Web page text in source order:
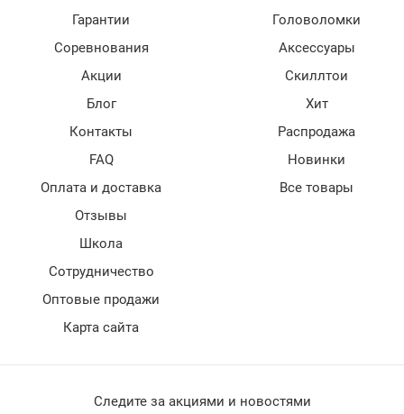
Гарантии
Соревнования
Акции
Блог
Контакты
FAQ
Оплата и доставка
Отзывы
Школа
Сотрудничество
Оптовые продажи
Карта сайта
Головоломки
Аксессуары
Скиллтои
Хит
Распродажа
Новинки
Все товары
Следите за акциями и новостями